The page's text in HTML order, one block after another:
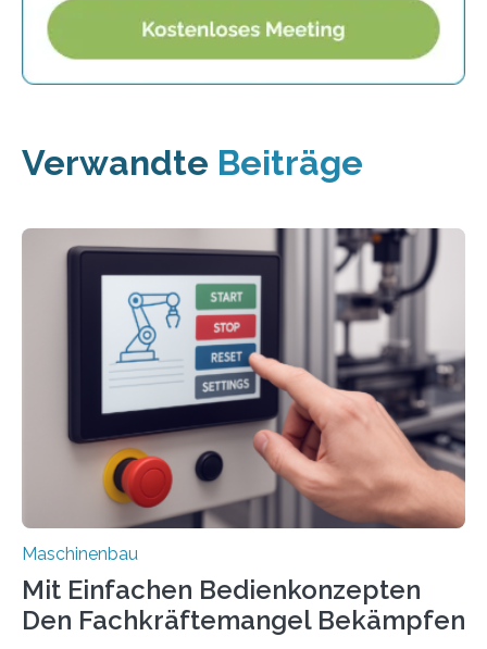
Verwandte Beiträge
Maschinenbau
Mit Einfachen Bedienkonzepten
Den Fachkräftemangel Bekämpfen